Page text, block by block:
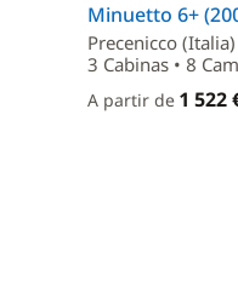
Minuetto 6+
Precenicco (Italia)
3 Cabinas • 8
A partir de 1 522